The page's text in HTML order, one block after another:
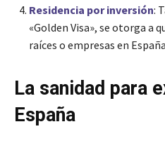
Residencia por inversión:
«Golden Visa», se otorga a
raíces o empresas en
La sanidad para
España